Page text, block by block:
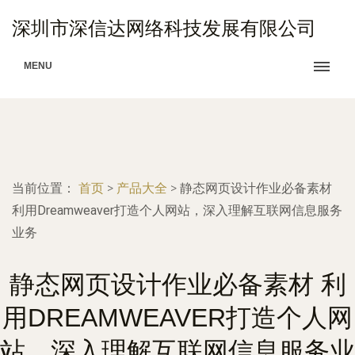
深圳市深信达网络科技发展有限公司
MENU
当前位置： 首页 > 产品大全 > 静态网页设计作业必备素材
利用Dreamweaver打造个人网站，深入理解互联网信息服务
业务
静态网页设计作业必备素材 利
用DREAMWEAVER打造个人网